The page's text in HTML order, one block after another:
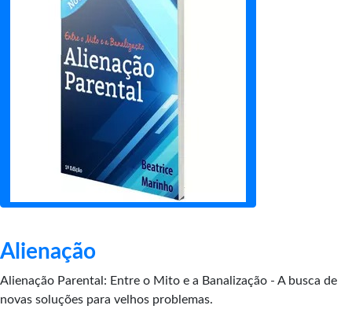
Alienação
Alienação Parental: Entre o Mito e a Banalização - A busca de
novas soluções para velhos problemas.